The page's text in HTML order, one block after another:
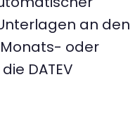
an den
oder
DATEV